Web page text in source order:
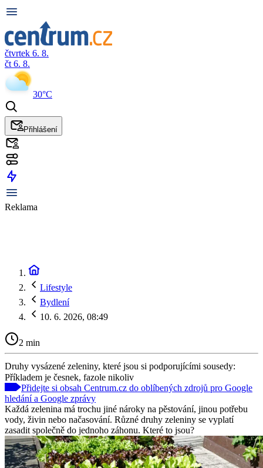
čtvrtek 6. 8.
čt 6. 8.
30°C
Přihlášení
Reklama
Lifestyle
Bydlení
10. 6. 2026, 08:49
2 min
Druhy vysázené zeleniny, které jsou si podporujícími sousedy:
Příkladem je česnek, fazole nikoliv
Přidejte si obsah Centrum.cz do oblíbených zdrojů pro Google
hledání a Google zprávy
Každá zelenina má trochu jiné nároky na pěstování, jinou potřebu
vody, živin nebo načasování. Různé druhy zeleniny se vyplatí
zasadit společně do jednoho záhonu. Které to jsou?